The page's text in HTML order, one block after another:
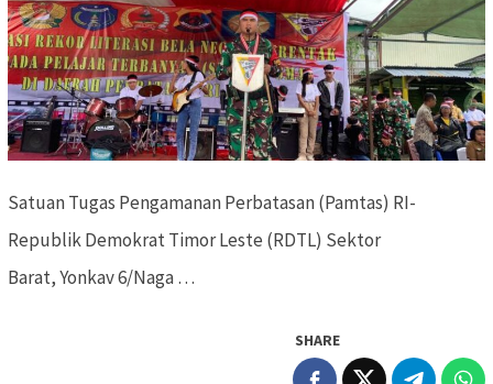
Satuan Tugas Pengamanan Perbatasan (Pamtas) RI-
Republik Demokrat Timor Leste (RDTL) Sektor
Barat, Yonkav 6/Naga …
SHARE